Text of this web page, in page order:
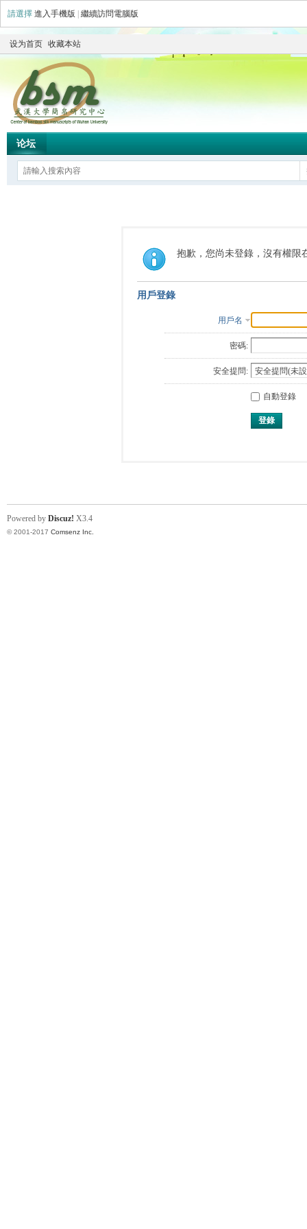
請選擇 進入手機版 繼續訪問電腦版
设为首页 收藏本站
论坛
抱歉，您尚未登錄，沒有權限
用戶登錄
用戶名
密碼:
安全提問:
自動登錄
登錄
Powered by Discuz! X3.4
© 2001-2017 Comsenz Inc.